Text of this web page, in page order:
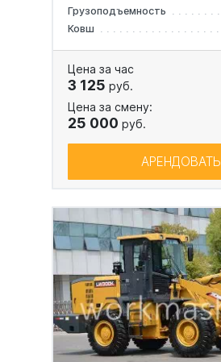
Грузоподъемность
Ковш
Цена за час
3 125 руб.
Цена за смену:
25 000 руб.
АРЕНДОВАТЬ